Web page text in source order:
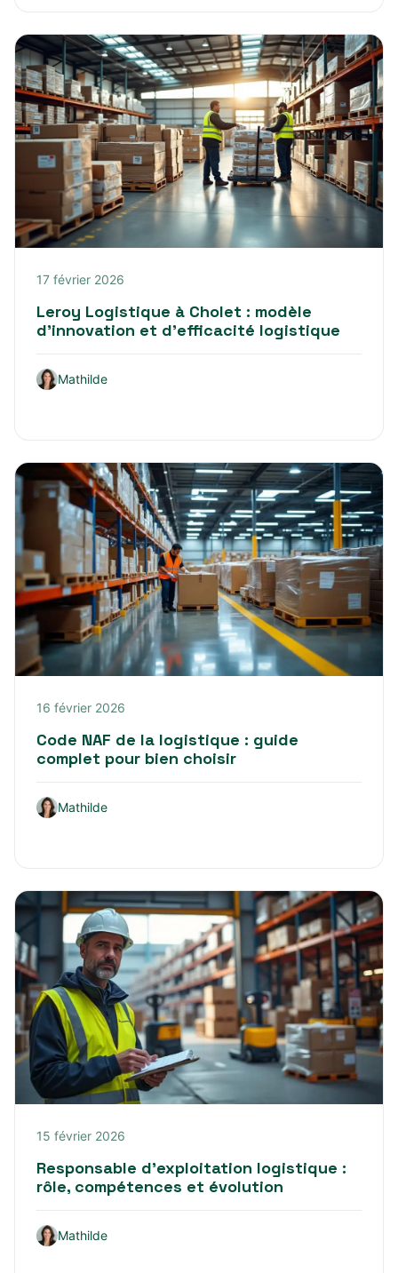
17 février 2026
Leroy Logistique à Cholet : modèle
d’innovation et d’efficacité logistique
Mathilde
16 février 2026
Code NAF de la logistique : guide
complet pour bien choisir
Mathilde
15 février 2026
Responsable d’exploitation logistique :
rôle, compétences et évolution
Mathilde